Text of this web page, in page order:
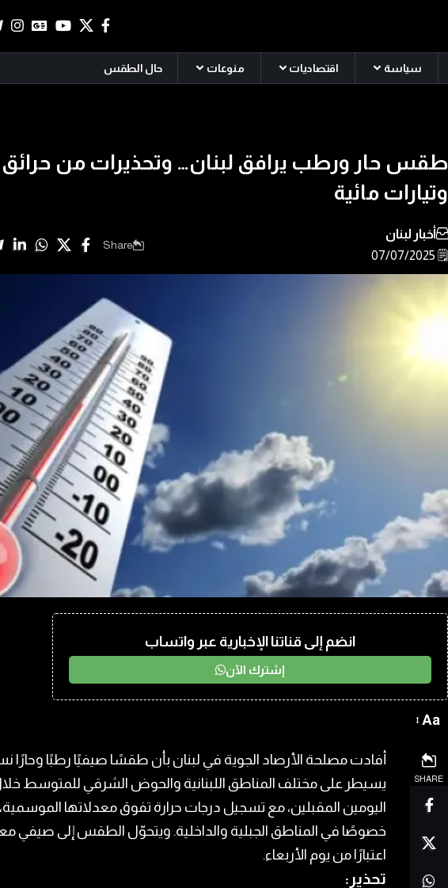
سياسة اقتصاديات منوعات حال الطقس
طقس حار ورطب يرافق لبنان… وتحذيرات من حرائق
وتيارات مائية
🗒️ 07/07/2025
أخبار لبنان
Share
انضم إلى قناتنا الإخبارية عبر واتساب
إشترك الآن
Aa
SHARE
أفادت مصلحة الأرصاد الجوية في لبنان بأن طقسًا صيفيًا رطبًا وحارًا
يسيطر على مختلف المناطق اللبنانية والحوض الشرقي للمتوسط
اليومين المقبلين، مع تسجيل درجات حرارة تفوق معدلاتها الموسمية،
خصوصًا في المناطق الجبلية والداخلية. ويتحوّل الطقس إلى صيفي
اعتبارًا من يوم الأربعاء.
تحذير: